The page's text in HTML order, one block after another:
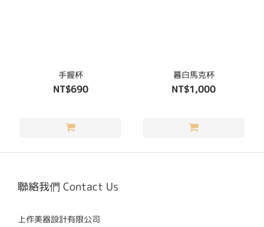
手握杯
NT$690
暮白馬克杯
NT$1,000
聯絡我們 Contact Us
上作美器設計有限公司